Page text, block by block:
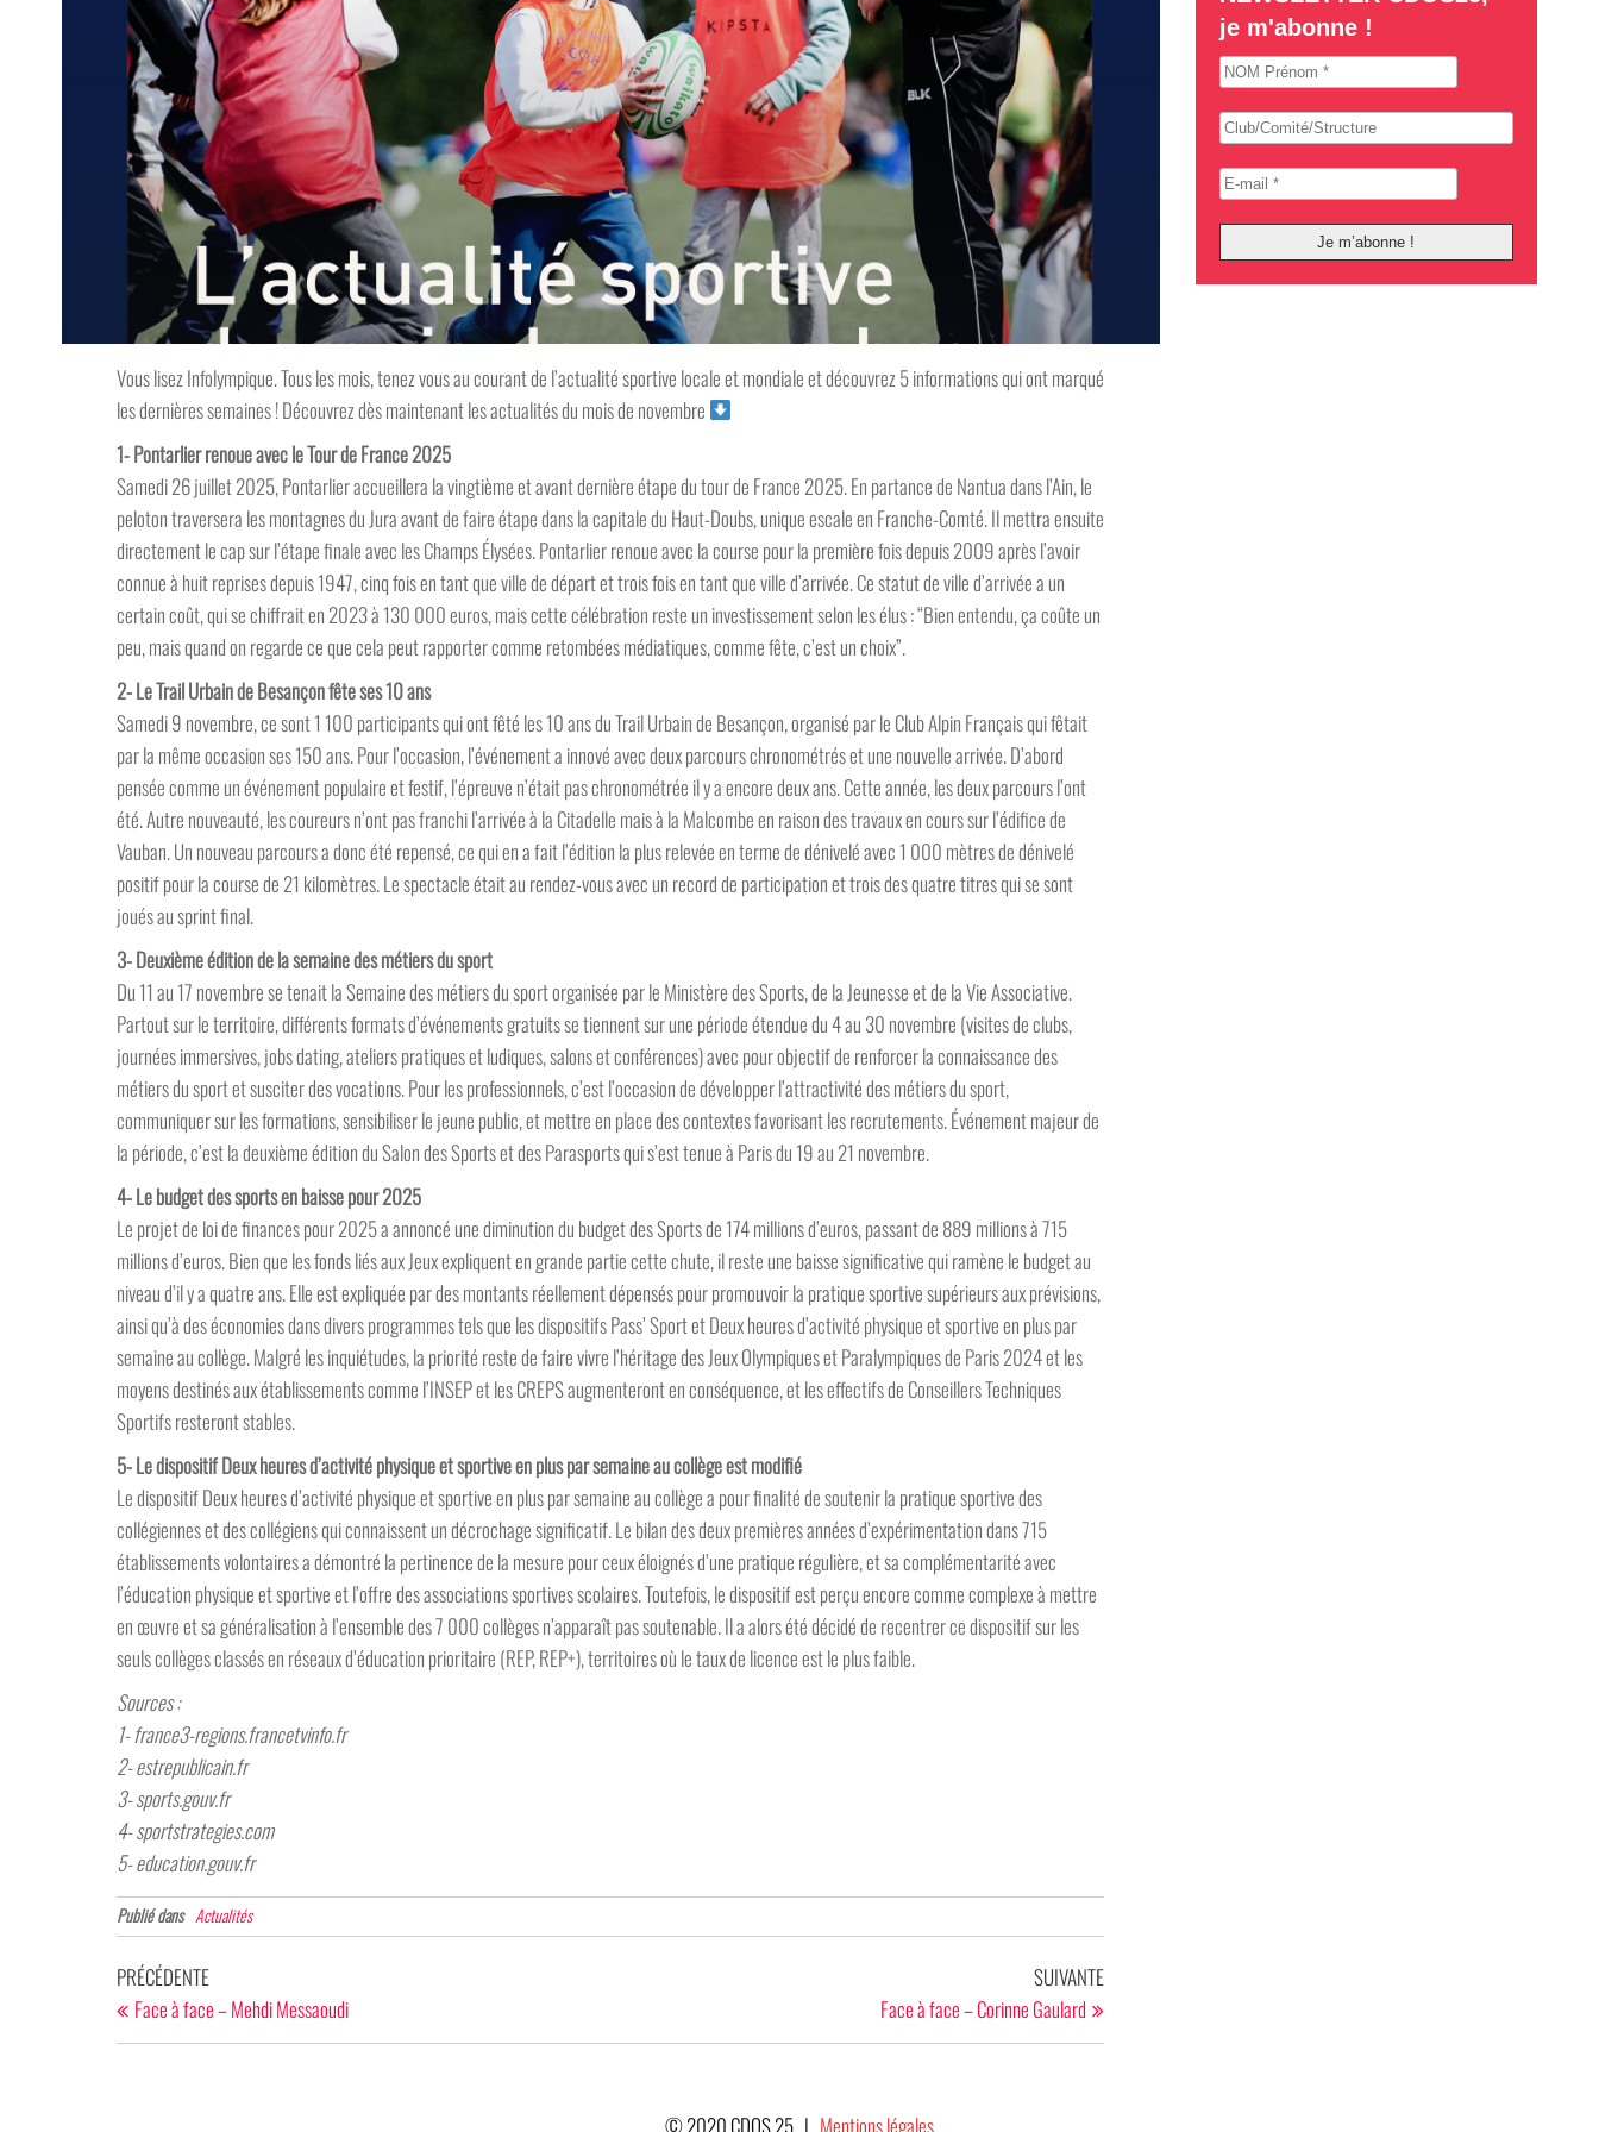
Vous lisez Infolympique. Tous les mois, tenez vous au courant de l’actualité sportive locale et mondiale et découvrez 5 informations qui ont marqué
les dernières semaines ! Découvrez dès maintenant les actualités du mois de novembre
1- Pontarlier renoue avec le Tour de France 2025
Samedi 26 juillet 2025, Pontarlier accueillera la vingtième et avant dernière étape du tour de France 2025. En partance de Nantua dans l’Ain, le
peloton traversera les montagnes du Jura avant de faire étape dans la capitale du Haut-Doubs, unique escale en Franche-Comté. Il mettra ensuite
directement le cap sur l’étape finale avec les Champs Élysées. Pontarlier renoue avec la course pour la première fois depuis 2009 après l’avoir
connue à huit reprises depuis 1947, cinq fois en tant que ville de départ et trois fois en tant que ville d’arrivée. Ce statut de ville d’arrivée a un
certain coût, qui se chiffrait en 2023 à 130 000 euros, mais cette célébration reste un investissement selon les élus : “Bien entendu, ça coûte un
peu, mais quand on regarde ce que cela peut rapporter comme retombées médiatiques, comme fête, c’est un choix”.
2- Le Trail Urbain de Besançon fête ses 10 ans
Samedi 9 novembre, ce sont 1 100 participants qui ont fêté les 10 ans du Trail Urbain de Besançon, organisé par le Club Alpin Français qui fêtait
par la même occasion ses 150 ans. Pour l’occasion, l’événement a innové avec deux parcours chronométrés et une nouvelle arrivée. D’abord
pensée comme un événement populaire et festif, l’épreuve n’était pas chronométrée il y a encore deux ans. Cette année, les deux parcours l’ont
été. Autre nouveauté, les coureurs n’ont pas franchi l’arrivée à la Citadelle mais à la Malcombe en raison des travaux en cours sur l’édifice de
Vauban. Un nouveau parcours a donc été repensé, ce qui en a fait l’édition la plus relevée en terme de dénivelé avec 1 000 mètres de dénivelé
positif pour la course de 21 kilomètres. Le spectacle était au rendez-vous avec un record de participation et trois des quatre titres qui se sont
joués au sprint final.
3- Deuxième édition de la semaine des métiers du sport
Du 11 au 17 novembre se tenait la Semaine des métiers du sport organisée par le Ministère des Sports, de la Jeunesse et de la Vie Associative.
Partout sur le territoire, différents formats d’événements gratuits se tiennent sur une période étendue du 4 au 30 novembre (visites de clubs,
journées immersives, jobs dating, ateliers pratiques et ludiques, salons et conférences) avec pour objectif de renforcer la connaissance des
métiers du sport et susciter des vocations. Pour les professionnels, c’est l’occasion de développer l’attractivité des métiers du sport,
communiquer sur les formations, sensibiliser le jeune public, et mettre en place des contextes favorisant les recrutements. Événement majeur de
la période, c’est la deuxième édition du Salon des Sports et des Parasports qui s’est tenue à Paris du 19 au 21 novembre.
4- Le budget des sports en baisse pour 2025
Le projet de loi de finances pour 2025 a annoncé une diminution du budget des Sports de 174 millions d’euros, passant de 889 millions à 715
millions d’euros. Bien que les fonds liés aux Jeux expliquent en grande partie cette chute, il reste une baisse significative qui ramène le budget au
niveau d’il y a quatre ans. Elle est expliquée par des montants réellement dépensés pour promouvoir la pratique sportive supérieurs aux prévisions,
ainsi qu’à des économies dans divers programmes tels que les dispositifs Pass’ Sport et Deux heures d’activité physique et sportive en plus par
semaine au collège. Malgré les inquiétudes, la priorité reste de faire vivre l’héritage des Jeux Olympiques et Paralympiques de Paris 2024 et les
moyens destinés aux établissements comme l’INSEP et les CREPS augmenteront en conséquence, et les effectifs de Conseillers Techniques
Sportifs resteront stables.
5- Le dispositif Deux heures d’activité physique et sportive en plus par semaine au collège est modifié
Le dispositif Deux heures d’activité physique et sportive en plus par semaine au collège a pour finalité de soutenir la pratique sportive des
collégiennes et des collégiens qui connaissent un décrochage significatif. Le bilan des deux premières années d’expérimentation dans 715
établissements volontaires a démontré la pertinence de la mesure pour ceux éloignés d’une pratique régulière, et sa complémentarité avec
l’éducation physique et sportive et l’offre des associations sportives scolaires. Toutefois, le dispositif est perçu encore comme complexe à mettre
en œuvre et sa généralisation à l’ensemble des 7 000 collèges n’apparaît pas soutenable. Il a alors été décidé de recentrer ce dispositif sur les
seuls collèges classés en réseaux d’éducation prioritaire (REP, REP+), territoires où le taux de licence est le plus faible.
Sources :
1- france3-regions.francetvinfo.fr
2- estrepublicain.fr
3- sports.gouv.fr
4- sportstrategies.com
5- education.gouv.fr
Publié dans Actualités
Navigation
de
l’article
Article
précédent
PRÉCÉDENTE
Face à face – Mehdi Messaoudi
Article
suivant
SUIVANTE
Face à face – Corinne Gaulard
je m'abonne !
© 2020 CDOS 25 | Mentions légales